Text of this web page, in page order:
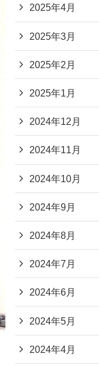
2025年4月
2025年3月
2025年2月
2025年1月
2024年12月
2024年11月
2024年10月
2024年9月
2024年8月
2024年7月
2024年6月
2024年5月
2024年4月